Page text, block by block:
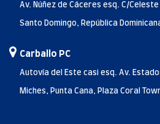
Av. Núñez de Cáceres esq. C/
Santo Domingo, República
Carballo PC
Autovía del Este casi esq. Av.
Miches, Punta Cana, Plaza Coral